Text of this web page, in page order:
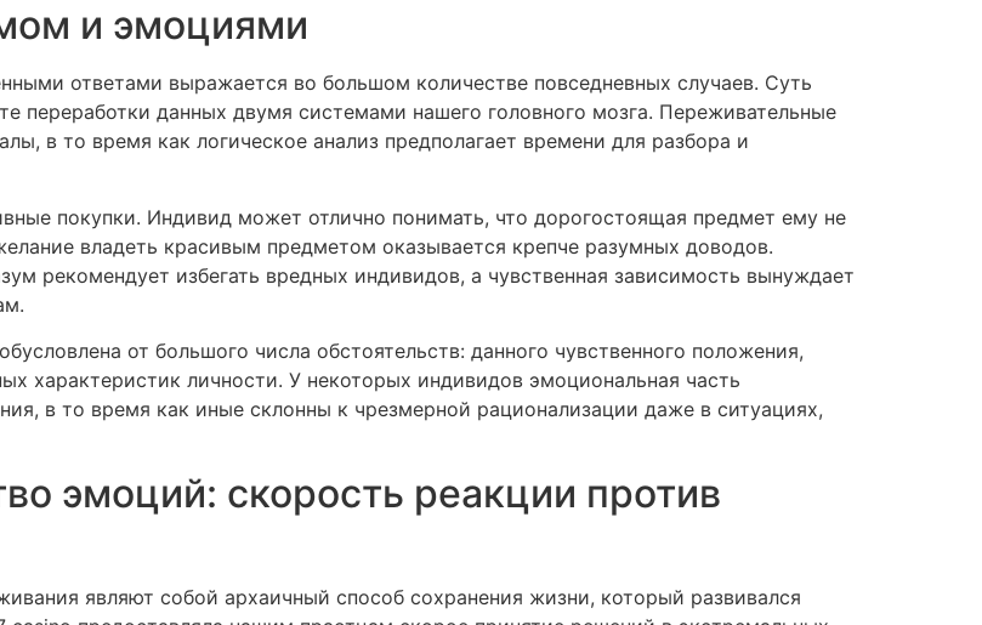
и эмоциями
ответами выражается во большом количестве повседневных случаев. Суть
переработки данных двумя системами нашего головного мозга. Переживательные
в то время как логическое анализ предполагает времени для разбора и
покупки. Индивид может отлично понимать, что дорогостоящая предмет ему не
владеть красивым предметом оказывается крепче разумных доводов.
рекомендует избегать вредных индивидов, а чувственная зависимость вынуждает
от большого числа обстоятельств: данного чувственного положения,
характеристик личности. У некоторых индивидов эмоциональная часть
в то время как иные склонны к чрезмерной рационализации даже в ситуациях,
эмоций: скорость реакции против
являют собой архаичный способ сохранения жизни, который развивался